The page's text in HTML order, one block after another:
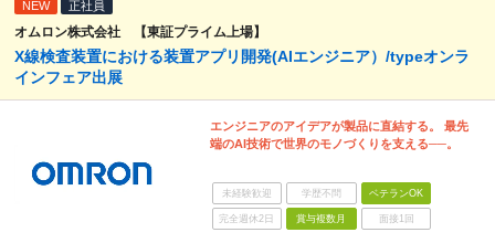
NEW 正社員
オムロン株式会社 【東証プライム上場】
X線検査装置における装置アプリ開発(AIエンジニア）/typeオンラ
インフェア出展
エンジニアのアイデアが製品に直結する。 最先
端のAI技術で世界のモノづくりを支える──。
未経験歓迎 学歴不問 ベテランOK
完全週休2日 賞与複数月 面接1回